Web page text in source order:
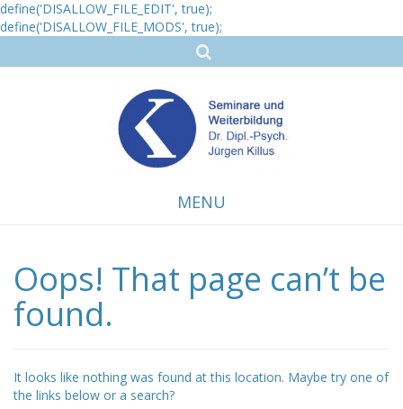
define('DISALLOW_FILE_EDIT', true);
define('DISALLOW_FILE_MODS', true);
MENU
to
content
Oops! That page can’t be
found.
It looks like nothing was found at this location. Maybe try one of
the links below or a search?